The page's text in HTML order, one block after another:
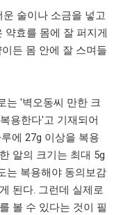
술이나 소금을 넣고
약효를 몸에 잘 퍼지게
든 몸 안에 잘 스며들
는 '벽오동씨 만한 크
용한다'고 기재되어
에 27g 이상을 복용
알의 크기는 최대 5g
는 복용해야 동의보감
된다. 그런데 실제로
볼 수 있다는 것이 필